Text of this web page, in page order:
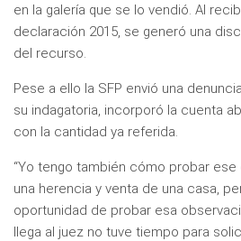
en la galería que se lo vendió. Al
declaración 2015, se generó una
del recurso.
Pese a ello la SFP envió una
su indagatoria, incorporó la cuenta
con la cantidad ya referida.
“Yo tengo también cómo probar
una herencia y venta de una casa,
oportunidad de probar esa
llega al juez no tuve tiempo para